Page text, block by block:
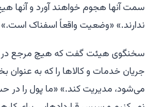
سمت آنها هجوم خواهند آورد و آنها
ندارند.» «وضعیت واقعاً اسفناک است.»
سخنگوی هیئت گفت که هیچ مرجع در
جریان خدمات و کالاها را که به عنوان
می‌شود، مدیریت کند.» «ما پول را در